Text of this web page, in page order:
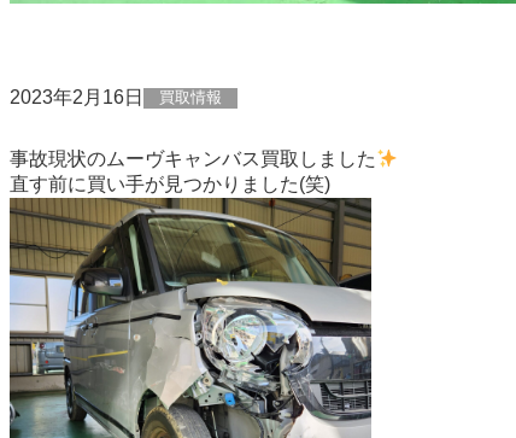
2023年2月16日 買取情報
事故現状のムーヴキャンバス買取しました
直す前に買い手が見つかりました(笑)